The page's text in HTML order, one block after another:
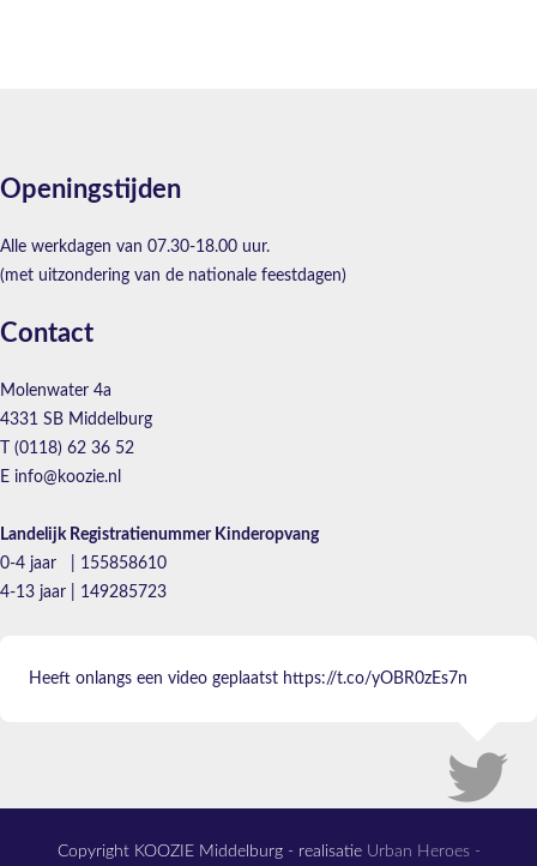
Openingstijden
Alle werkdagen van 07.30-18.00 uur.
(met uitzondering van de nationale feestdagen)
Contact
Molenwater 4a
4331 SB Middelburg
T (0118) 62 36 52
E info@koozie.nl
Landelijk Registratienummer Kinderopvang
0-4 jaar | 155858610
4-13 jaar | 149285723
Heeft onlangs een video geplaatst https://t.co/yOBR0zEs7n
Copyright KOOZIE Middelburg - realisatie Urban Heroes -